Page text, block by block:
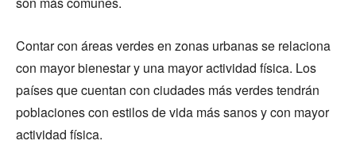
Contar con áreas verdes en zonas urbanas se relaciona
con mayor bienestar y una mayor actividad física. Los
países que cuentan con ciudades más verdes tendrán
poblaciones con estilos de vida más sanos y con mayor
actividad física.